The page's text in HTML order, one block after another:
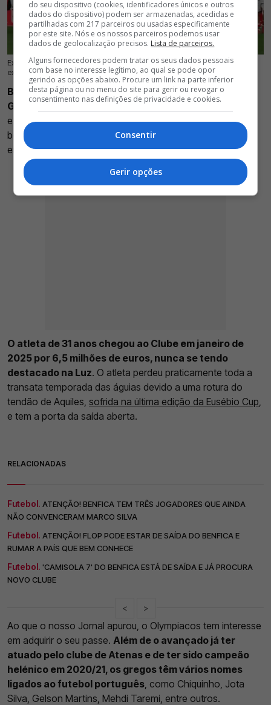
Exclusivo Glorioso 1904 - Olympiacos quer os serviços de Bruma mas
extremo do Benfica está a contas com uma lesão
18 Jul 2026 | 03:00 | 0
Bruma encontra-se no radar do Olympiacos, sabe o
Glorioso 1904. Neste Exclusivo, desvendamos que o
extremo internacional português interessa ao clube mais
bem sucedido da Grécia, apesar de haver um possível
entrave na negociação.
O atleta de 31 anos chegou ao Clube em janeiro de
2025 por 6,5 milhões de euros, nunca se tendo
destacado na Luz. O atleta perdeu praticamente toda a
transata temporada das águias devido a uma rotura do
tendão de Aquiles, sofrida na última edição da Eusébio Cup
e tem a porta da saída aberta.
RELACIONADAS
Futebol. ATENÇÃO! BENFICA TEM TRÊS JOGADORES QUE AINDA
NÃO CONVENCERAM MARCO SILVA
Futebol. ATENÇÃO! FLOP PODE ESTAR DE SAÍDA DO BENFICA E
RUMAR A PAÍS QUE BEM CONHECE
Futebol. 'CAMISOLA 7' DO BENFICA ESTÁ DE SAÍDA E JÁ PROCURA
NOVO CLUBE
< >
Ao que o nosso Jornal apurou, o Olympiacos tem interesse
em adquirir o seu passe. Além de o avançado já ter
atuado pelo clube de Atenas e de ter sido campeão
helénico em 2020/21, os gregos têm vários nomes
ligados ao futebol português , como Chiquinho, Jota
Silva, Gelson Martins, Mehdi Taremi, entre outros.
do seu dispositivo (cookies, identificadores únicos e outros
dados do dispositivo) podem ser armazenadas, acedidas e
partilhadas com 217 parceiros ou usadas especificamente
por este site. Nós e os nossos parceiros podemos usar
dados de geolocalização precisos. Lista de parceiros.
Alguns fornecedores podem tratar os seus dados pessoais
com base no interesse legítimo, ao qual se pode opor
gerindo as opções abaixo. Procure um link na parte inferior
desta página ou no menu do site para gerir ou revogar o
consentimento nas definições de privacidade e cookies.
Consentir
Gerir opções